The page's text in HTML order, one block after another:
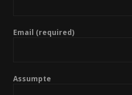
Email (required)
Assumpte